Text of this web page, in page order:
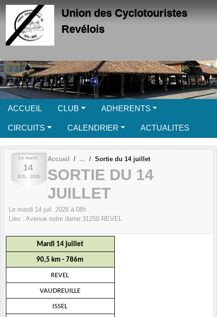
Union des Cyclotouristes
Revélois
ACCUEIL CLUB ADHERENTS
CIRCUITS CALENDRIER ACTUALITES
Le mardi
14
JUIL. 2026
Accueil Sortie du 14 juillet
SORTIE DU 14
JUILLET
Le mardi 14 juil. 2026 à 08h
Lieu : Avenue notre dame 31250 REVEL
Mardi 14 juillet
90,5 km - 786m
REVEL
VAUDREUILLE
ISSEL
Panneau de gestion des cookies